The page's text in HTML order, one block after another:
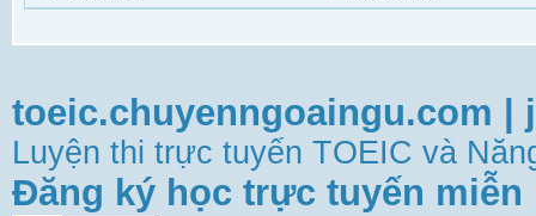
toeic.chuyenngoaingu.com
Luyện thi trực tuyến TOEIC và
Đăng ký học trực tuyến miễn